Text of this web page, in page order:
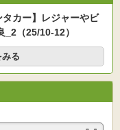
カー】レジャーやビ
（25/10-12）
る